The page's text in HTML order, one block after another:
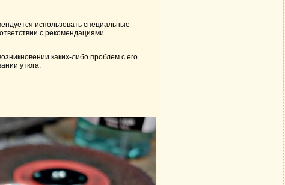
использовать специальные
с рекомендациями
каких-либо проблем с его
утюга.